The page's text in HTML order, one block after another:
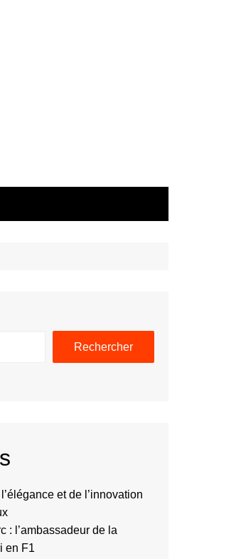
Rechercher
et de l’innovation
: l’ambassadeur de la
en F1